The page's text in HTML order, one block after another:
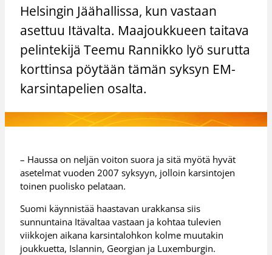
Helsingin Jäähallissa, kun vastaan
asettuu Itävalta. Maajoukkueen taitava
pelintekijä Teemu Rannikko lyö surutta
korttinsa pöytään tämän syksyn EM-
karsintapelien osalta.
– Haussa on neljän voiton suora ja sitä myötä hyvät
asetelmat vuoden 2007 syksyyn, jolloin karsintojen
toinen puolisko pelataan.
Suomi käynnistää haastavan urakkansa siis
sunnuntaina Itävaltaa vastaan ja kohtaa tulevien
viikkojen aikana karsintalohkon kolme muutakin
joukkuetta, Islannin, Georgian ja Luxemburgin.